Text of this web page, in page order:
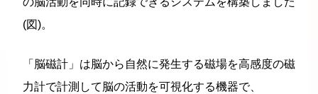
(図)。
「脳磁計」は脳から自然に発生する磁場を高感度の磁
力計で計測して脳の活動を可視化する機器で、